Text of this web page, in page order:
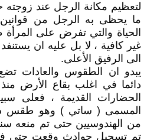
لتعظيم مكانة الرجل عند
ما يحظى به الرجل من
الحياة والتي تفرض على المرأة
غير كافية ، لا بل عليه ان
الى الرفيق الأعلى.
يبدو ان الطقوس والعادات تضع
دائما في اغلب بقاع الأرض
الحضارات القديمة ، فعلى
المسمى ( ساتي ) وهو طقس
تم تسجيل حوادث وقعت حتى في